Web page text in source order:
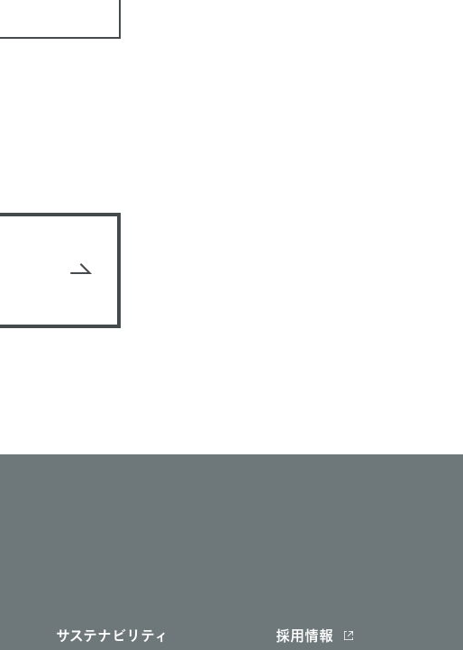
サステナビリティ 採用情報